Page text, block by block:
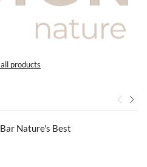
products
Nature's Best